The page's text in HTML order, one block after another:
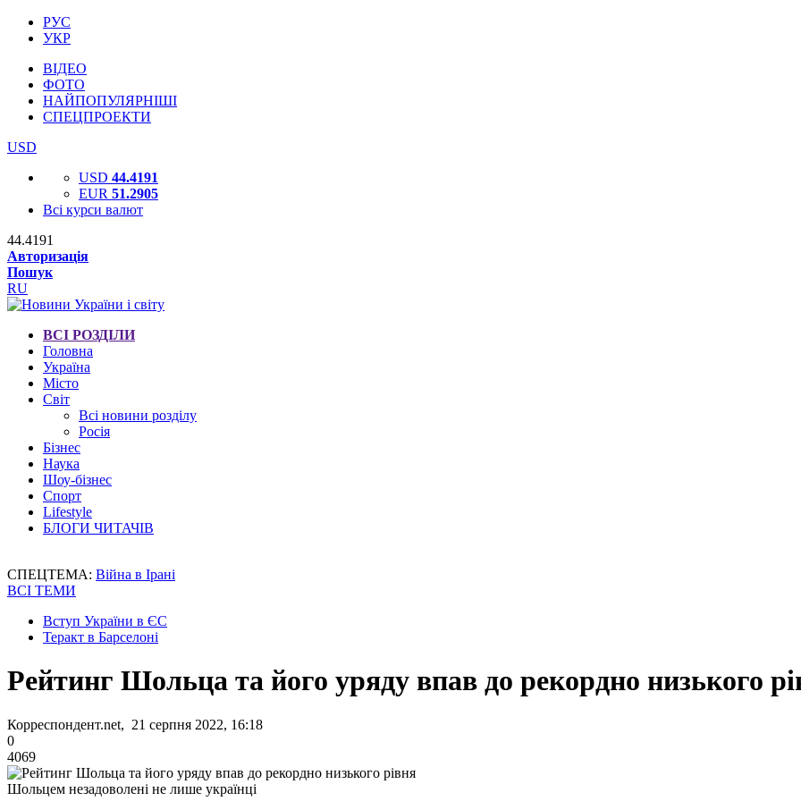
РУС
УКР
ВІДЕО
ФОТО
НАЙПОПУЛЯРНІШІ
СПЕЦПРОЕКТИ
USD
USD 44.4191
EUR 51.2905
Всі курси валют
44.4191
Авторизація
Пошук
RU
ВСІ РОЗДІЛИ
Головна
Україна
Місто
Світ
Всі новини розділу
Росія
Бізнес
Наука
Шоу-бізнес
Спорт
Lifestyle
БЛОГИ ЧИТАЧІВ
СПЕЦТЕМА: Війна в Ірані
ВСІ ТЕМИ
Вступ України в ЄС
Теракт в Барселоні
Рейтинг Шольца та його уряду впав до рекордно низького
Корреспондент.net, 21 серпня 2022, 16:18
0
4069
Шольцем незадоволені не лише українці